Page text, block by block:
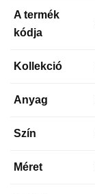
A termék
kódja
Kollekció
Anyag
Szín
Méret